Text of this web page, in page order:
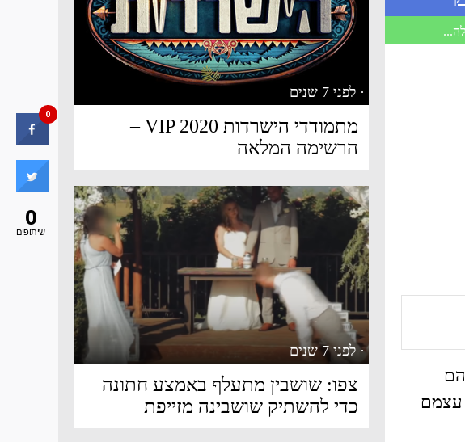
עצמם
· לפני 7 שנים
מתמודדי הישרדות VIP 2020 –
הרשימה המלאה
· לפני 7 שנים
צפו: שושבין מתעלף באמצע חתונה
כדי להשתיק שושבינה מזייפת
0
0
שיתופים